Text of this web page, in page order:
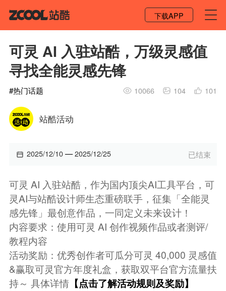
下载APP
可灵 AI 入驻站酷，万级灵感值
寻找全能灵感先锋
#热门话题 10066 104 101
站酷活动
2025/12/10 —2025/12/25 已结束
可灵 AI 入驻站酷，作为国内顶尖AI工具平台，可
灵AI与站酷设计师生态重磅联手，征集「全能灵
感先锋」最创意作品，一同定义未来设计！
内容要求：使用可灵 AI 创作视频作品或者测评/
教程内容
活动奖励：优秀创作者可瓜分可灵 40,000 灵感值
&赢取可灵官方年度礼盒，获取双平台官方流量扶
持～ 具体详情【点击了解活动规则及奖励】